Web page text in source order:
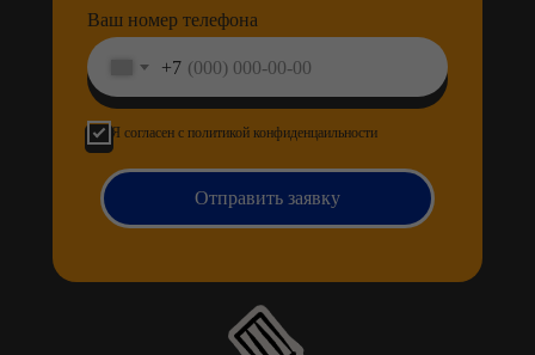
Ваш номер телефона
+7
Я согласен с политикой конфиденцаильности
Отправить заявку